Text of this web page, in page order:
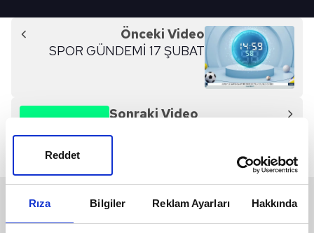
Rıza Bilgiler Reklam Ayarları Hakkında
Reddet
Önceki Video
SPOR GÜNDEMİ 17 ŞUBAT
Sonraki Video
SON 24 SAAT